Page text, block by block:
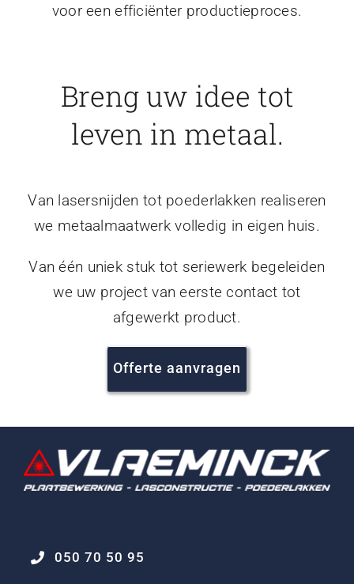
voor een efficiënter productieproces.
Breng uw idee tot
leven in metaal.
Van lasersnijden tot poederlakken realiseren
we metaalmaatwerk volledig in eigen huis.
Van één uniek stuk tot seriewerk begeleiden
we uw project van eerste contact tot
afgewerkt product.
Offerte aanvragen
050 70 50 95